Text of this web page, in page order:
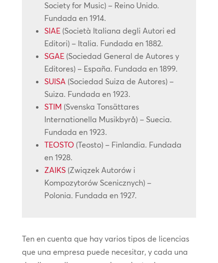
Society for Music) – Reino Unido.
Fundada en 1914.
SIAE(Società Italiana degli Autori ed
Editori) – Italia. Fundada en 1882.
SGAE(Sociedad General de Autores y
Editores) – España. Fundada en 1899.
SUISA(Sociedad Suiza de Autores) –
Suiza. Fundada en 1923.
STIM (Svenska Tonsättares
Internationella Musikbyrå) – Suecia.
Fundada en 1923.
TEOSTO(Teosto) – Finlandia. Fundada
en 1928.
ZAIKS(Związek Autorów i
Kompozytorów Scenicznych) –
Polonia. Fundada en 1927.
Ten en cuenta que hay varios tipos de licencias
que una empresa puede necesitar, y cada una